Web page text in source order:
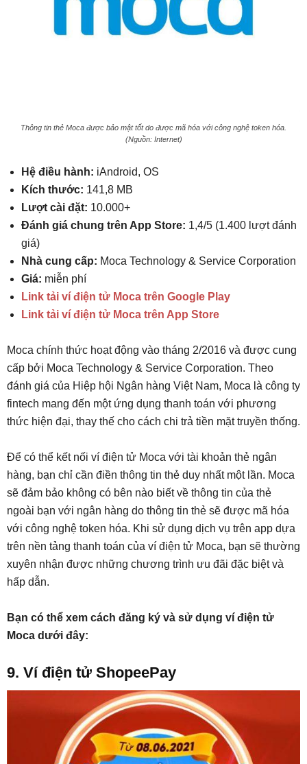
Thông tin thẻ Moca được bảo mật tốt do được mã hóa với công nghệ token hóa.
(Nguồn: Internet)
Hệ điều hành: iAndroid, OS
Kích thước: 141,8 MB
Lượt cài đặt: 10.000+
Đánh giá chung trên App Store: 1,4/5 (1.400 lượt đánh
giá)
Nhà cung cấp: Moca Technology & Service Corporation
Giá: miễn phí
Link tải ví điện tử Moca trên Google Play
Link tải ví điện tử Moca trên App Store
Moca chính thức hoạt động vào tháng 2/2016 và được cung
cấp bởi Moca Technology & Service Corporation. Theo
đánh giá của Hiệp hội Ngân hàng Việt Nam, Moca là công ty
fintech mang đến một ứng dụng thanh toán với phương
thức hiện đại, thay thế cho cách chi trả tiền mặt truyền thống.
Để có thể kết nối ví điện tử Moca với tài khoản thẻ ngân
hàng, bạn chỉ cần điền thông tin thẻ duy nhất một lần. Moca
sẽ đảm bảo không có bên nào biết về thông tin của thẻ
ngoài bạn với ngân hàng do thông tin thẻ sẽ được mã hóa
với công nghệ token hóa. Khi sử dụng dịch vụ trên app dựa
trên nền tảng thanh toán của ví điện tử Moca, bạn sẽ thường
xuyên nhận được những chương trình ưu đãi đặc biệt và
hấp dẫn.
Bạn có thể xem cách đăng ký và sử dụng ví điện tử
Moca dưới đây:
9. Ví điện tử ShopeePay